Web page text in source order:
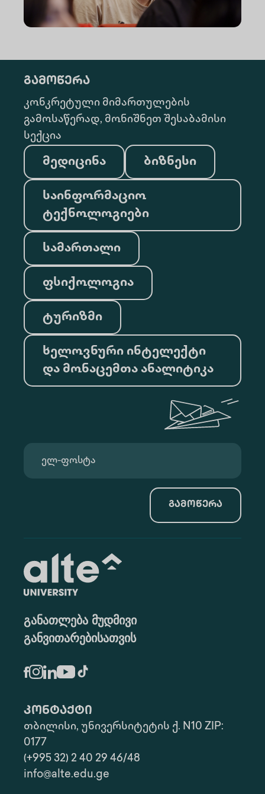
გამოწერა
კონკრეტული მიმართულების
გამოსაწერად, მონიშნეთ შესაბამისი
სექცია
მედიცინა ბიზნესი
საინფორმაციო
ტექნოლოგიები
სამართალი
ფსიქოლოგია
ტურიზმი
ხელოვნური ინტელექტი
და მონაცემთა ანალიტიკა
გამოწერა
განათლება მუდმივი
განვითარებისათვის
კონტაქტი
თბილისი, უნივერსიტეტის ქ. N10 ZIP:
0177
(+995 32) 2 40 29 46/48
info@alte.edu.ge